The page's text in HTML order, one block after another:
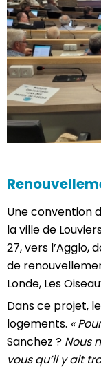
Une convention
la ville de
27, vers
de
Londe, Les
Dans ce projet,
logements. «
Sanchez ? Nous
vous qu’il y ait